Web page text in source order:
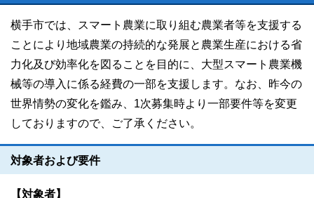
横手市では、スマート農業に取り組む農業者等を支援する
ことにより地域農業の持続的な発展と農業生産における省
力化及び効率化を図ることを目的に、大型スマート農業機
械等の導入に係る経費の一部を支援します。なお、昨今の
世界情勢の変化を鑑み、1次募集時より一部要件等を変更
しておりますので、ご了承ください。
対象者および要件
【対象者】